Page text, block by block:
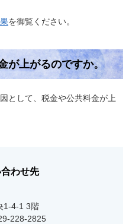
を御覧ください。
が上がるのですか。
として、税金や公共料金が上
わせ先
1-4-1 3階
228-2825